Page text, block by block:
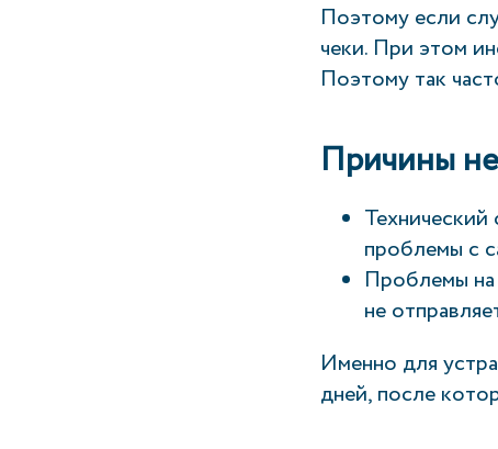
Поэтому если
чеки. При этом
Поэтому так
Причины
проблемы с
Проблемы на
не
Именно для
дней, после